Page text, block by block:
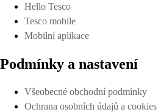
Hello Tesco
Tesco mobile
Mobilní aplikace
Podmínky a nastavení
Všeobecné obchodní podmínky
Ochrana osobních údajů a cookies